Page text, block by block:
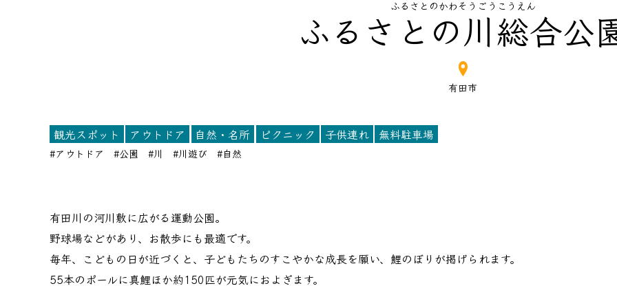
ふるさとのかわそうごうこうえん
ふるさとの川総合公
有田市
観光スポット アウトドア 自然・名所 ピクニック 子供連れ 無料駐車場
#アウトドア #公園 #川 #川遊び #自然
有田川の河川敷に広がる運動公園。
野球場などがあり、お散歩にも最適です。
毎年、こどもの日が近づくと、子どもたちのすこやかな成長を願い、鯉のぼりが掲げられます。
55本のポールに真鯉ほか約150匹が元気におよぎます。